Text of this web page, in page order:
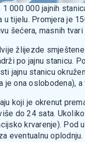
000 000 jajnih
u tijelu. Promjera je
šećera, masnih
žlijezde
po jajnu stanicu.
jajnu stanicu
ona oslobodena),
koji je okrenut
do 24 sata.
krvarenje). Pod
eventualnu